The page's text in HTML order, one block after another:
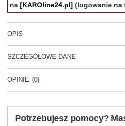
na [KAROline24.pl] (logowanie na
OPIS
SZCZEGÓŁOWE DANE
OPINIE (0)
Potrzebujesz pomocy?